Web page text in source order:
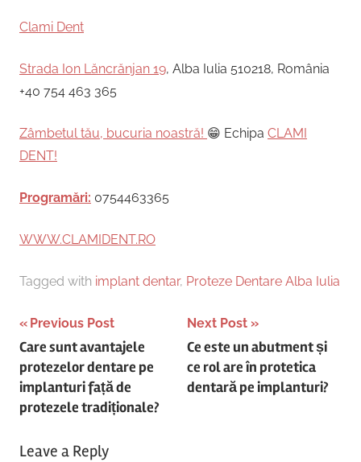
Clami Dent
Strada Ion Lăncrănjan 19, Alba Iulia 510218, România
+40 754 463 365
Zâmbetul tău, bucuria noastră! 😁 Echipa CLAMI
DENT!
Programări: 0754463365
WWW.CLAMIDENT.RO
Tagged with implant dentar, Proteze Dentare Alba Iulia
Post
navigation
Previous Post
Care sunt avantajele
protezelor dentare pe
implanturi față de
protezele tradiționale?
Next Post
Ce este un abutment și
ce rol are în protetica
dentară pe implanturi?
Leave a Reply